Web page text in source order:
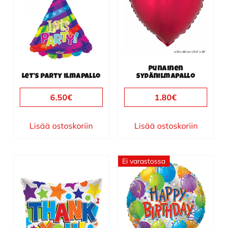
Let’s party ilmapallo
6.50€
Lisää ostoskoriin
Punainen
sydänilmapallo
1.80€
Lisää ostoskoriin
Ei varastossa